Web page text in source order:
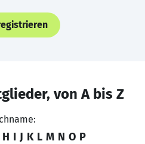
von A bis Z
H I J K L M N O P